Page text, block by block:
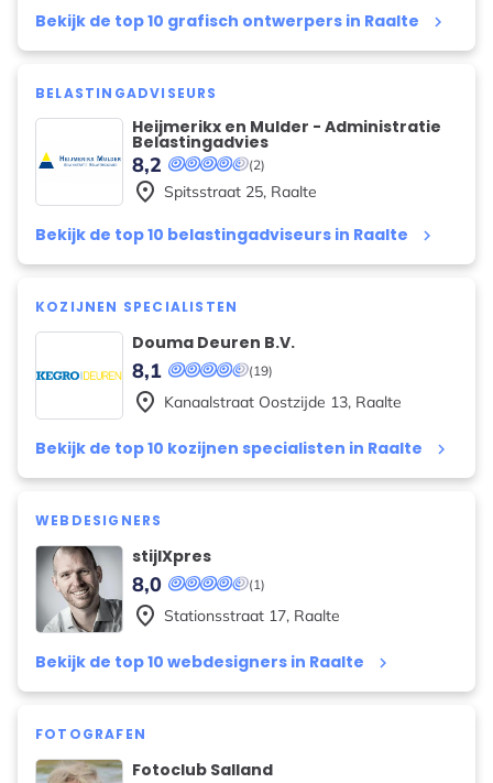
Bekijk de top 10 grafisch ontwerpers in Raalte keyboard_arrow_right
BELASTINGADVISEURS
Heijmerikx en Mulder - Administratie
Belastingadvies
(2)
8,2
Bekijk de top 10 belastingadviseurs in Raalte keyboard_arrow_right
place Spitsstraat 25, Raalte
KOZIJNEN SPECIALISTEN
Douma Deuren B.V.
(19)
8,1
Bekijk de top 10 kozijnen specialisten in Raalte keyboard_arrow_right
place Kanaalstraat Oostzijde 13, Raalte
WEBDESIGNERS
stijlXpres
(1)
8,0
Bekijk de top 10 webdesigners in Raalte keyboard_arrow_right
place Stationsstraat 17, Raalte
FOTOGRAFEN
Fotoclub Salland